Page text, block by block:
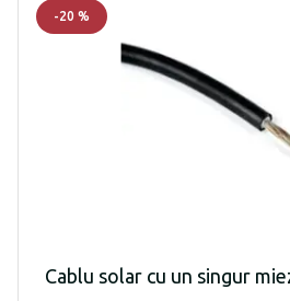
-20 %
Cablu solar cu un singur